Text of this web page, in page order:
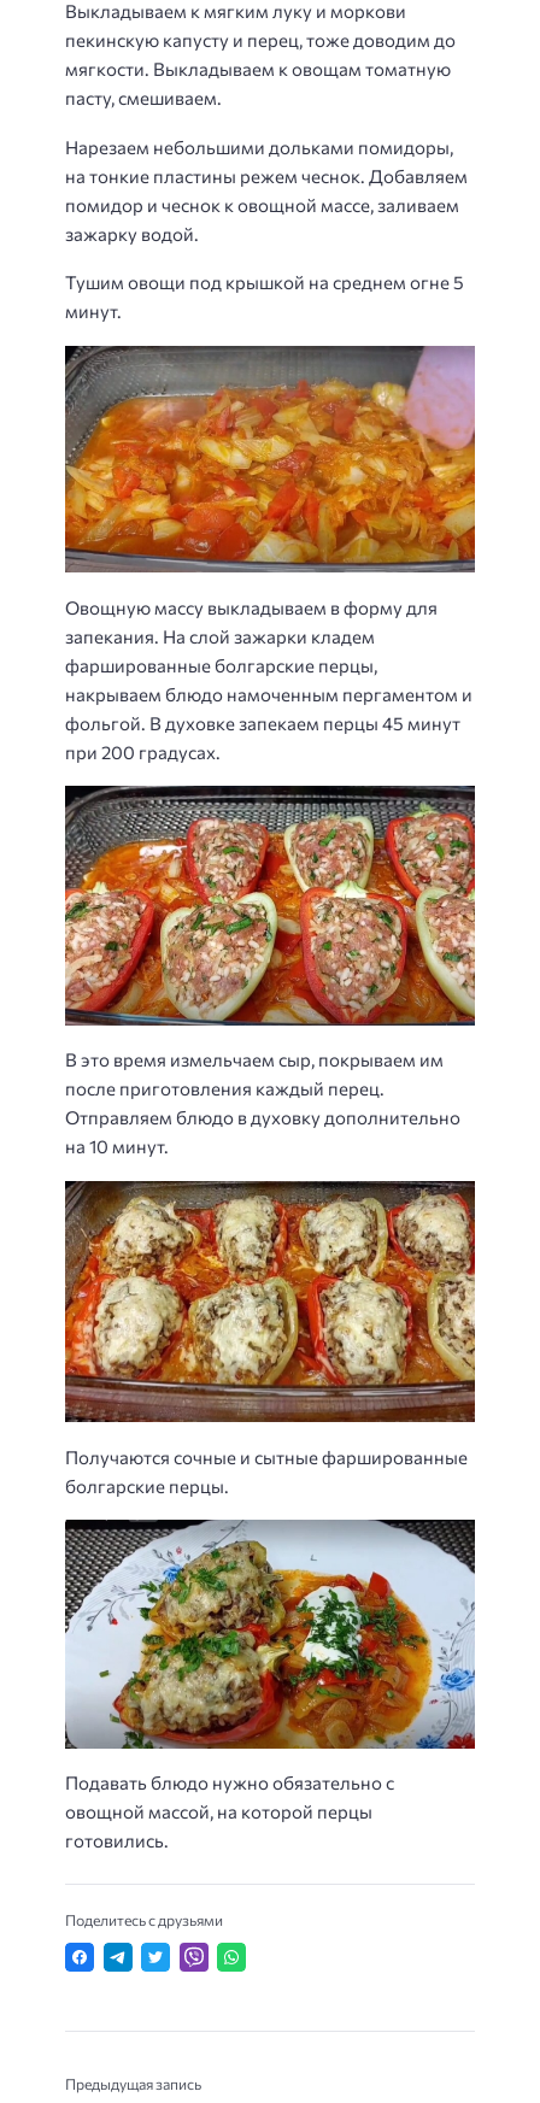
Выкладываем к мягким луку и моркови
пекинскую капусту и перец, тоже доводим до
мягкости. Выкладываем к овощам томатную
пасту, смешиваем.
Нарезаем небольшими дольками помидоры,
на тонкие пластины режем чеснок. Добавляем
помидор и чеснок к овощной массе, заливаем
зажарку водой.
Тушим овощи под крышкой на среднем огне 5
минут.
Овощную массу выкладываем в форму для
запекания. На слой зажарки кладем
фаршированные болгарские перцы,
накрываем блюдо намоченным пергаментом и
фольгой. В духовке запекаем перцы 45 минут
при 200 градусах.
В это время измельчаем сыр, покрываем им
после приготовления каждый перец.
Отправляем блюдо в духовку дополнительно
на 10 минут.
Получаются сочные и сытные фаршированные
болгарские перцы.
Подавать блюдо нужно обязательно с
овощной массой, на которой перцы
готовились.
Поделитесь с друзьями
Предыдущая запись